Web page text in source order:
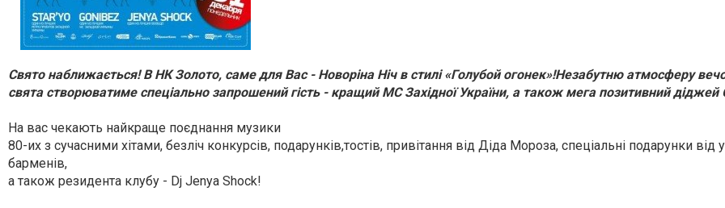
Свято наближається! В НК Золото, саме для Вас - Новоріна Ніч в стилі «Голубой огонек»!Незабутню атмосферу
свята створюватиме спеціально запрошений гість - кращий МС Західної України, а також мега позитивний діджей
На вас чекають найкраще поєднання музики
80-их з сучасними хітами, безліч конкурсів, подарунків,тостів, привітання від Діда Мороза, спеціальні подарунки
барменів,
а також резидента клубу - Dj Jenya Shock!